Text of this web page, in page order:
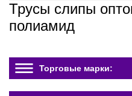
Трусы слипы
полиамид
Торговые марки: